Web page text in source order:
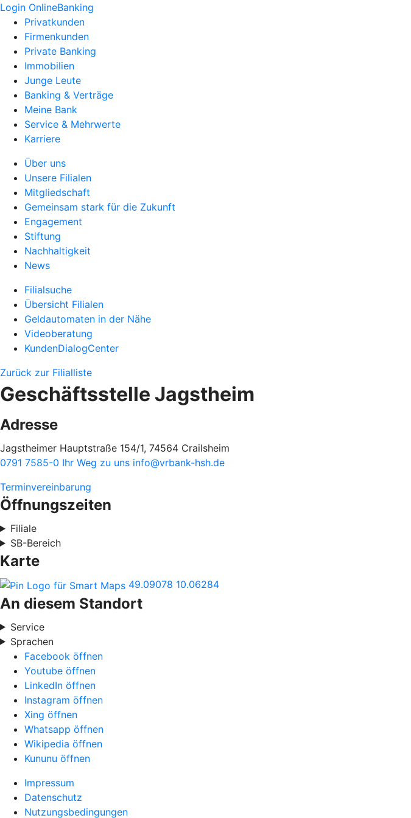
Login OnlineBanking
Privatkunden
Firmenkunden
Private Banking
Immobilien
Junge Leute
Banking & Verträge
Meine Bank
Service & Mehrwerte
Karriere
Über uns
Unsere Filialen
Mitgliedschaft
Gemeinsam stark für die Zukunft
Engagement
Stiftung
Nachhaltigkeit
News
Filialsuche
Übersicht Filialen
Geldautomaten in der Nähe
Videoberatung
KundenDialogCenter
Zurück zur Filialliste
Geschäftsstelle Jagstheim
Adresse
Jagstheimer Hauptstraße 154/1, 74564 Crailsheim
0791 7585-0 Ihr Weg zu uns info@vrbank-hsh.de
Terminvereinbarung
Öffnungszeiten
Filiale
SB-Bereich
Karte
49.09078 10.06284
An diesem Standort
Service
Sprachen
Facebook öffnen
Youtube öffnen
LinkedIn öffnen
Instagram öffnen
Xing öffnen
Whatsapp öffnen
Wikipedia öffnen
Kununu öffnen
Impressum
Datenschutz
Nutzungsbedingungen